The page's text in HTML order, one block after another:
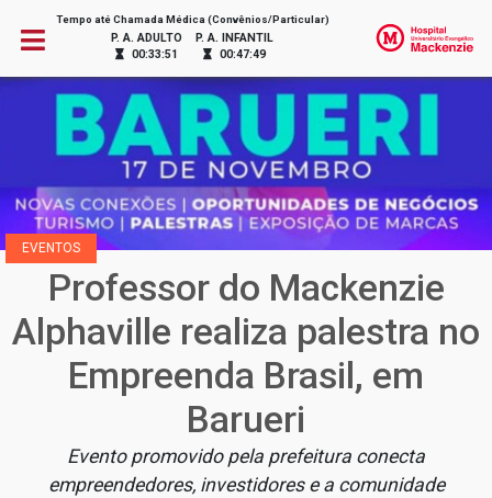
Tempo até Chamada Médica (Convênios/Particular)
P. A. ADULTO
00:33:51
P. A. INFANTIL
00:47:49
EVENTOS
Professor do Mackenzie
Alphaville realiza palestra no
Empreenda Brasil, em
Barueri
Evento promovido pela prefeitura conecta
empreendedores, investidores e a comunidade